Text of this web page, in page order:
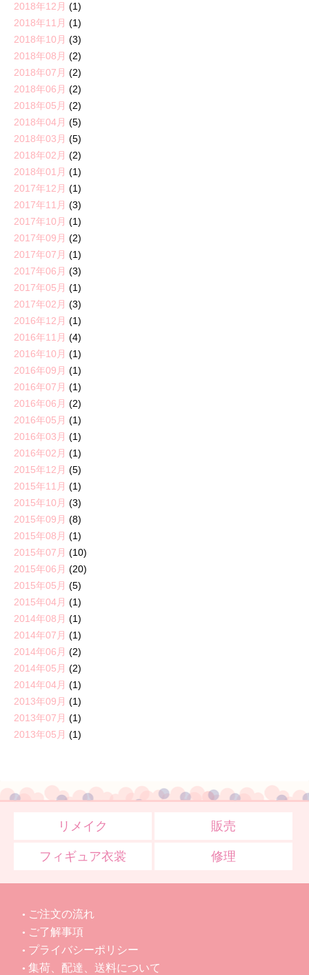
2018年12月 (1)
2018年11月 (1)
2018年10月 (3)
2018年08月 (2)
2018年07月 (2)
2018年06月 (2)
2018年05月 (2)
2018年04月 (5)
2018年03月 (5)
2018年02月 (2)
2018年01月 (1)
2017年12月 (1)
2017年11月 (3)
2017年10月 (1)
2017年09月 (2)
2017年07月 (1)
2017年06月 (3)
2017年05月 (1)
2017年02月 (3)
2016年12月 (1)
2016年11月 (4)
2016年10月 (1)
2016年09月 (1)
2016年07月 (1)
2016年06月 (2)
2016年05月 (1)
2016年03月 (1)
2016年02月 (1)
2015年12月 (5)
2015年11月 (1)
2015年10月 (3)
2015年09月 (8)
2015年08月 (1)
2015年07月 (10)
2015年06月 (20)
2015年05月 (5)
2015年04月 (1)
2014年08月 (1)
2014年07月 (1)
2014年06月 (2)
2014年05月 (2)
2014年04月 (1)
2013年09月 (1)
2013年07月 (1)
2013年05月 (1)
リメイク 販売
フィギュア衣裳 修理
ご注文の流れ
ご了解事項
プライバシーポリシー
集荷、配達、送料について